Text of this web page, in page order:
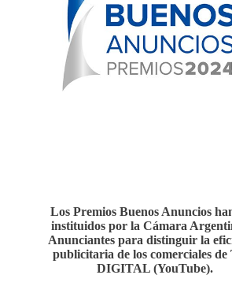
Los Premios Buenos Anuncios
instituidos por la Cámara
Anunciantes para distinguir la
publicitaria de los comerciales
DIGITAL (YouTube).